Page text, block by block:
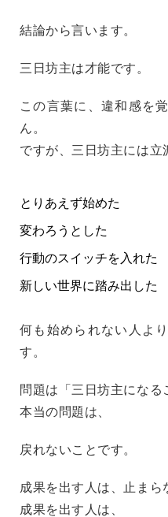
結論から言います。
三日坊主は才能です。
この言葉に、違和感を
ん。
ですが、三日坊主には立
とりあえず始めた
変わろうとした
行動のスイッチを入れた
新しい世界に踏み出した
何も始められない人よ
す。
問題は「三日坊主になる
本当の問題は、
戻れないこと です。
成果を出す人は、止まら
成果を出す人は、